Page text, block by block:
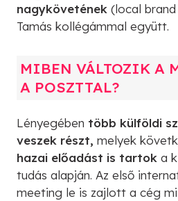
nagykövetének (local
Tamás kollégámmal együtt.
MIBEN VÁLTOZIK A
A POSZTTAL?
Lényegében több külföldi
veszek részt, melyek
hazai előadást is tartok a
tudás alapján. Az első
meeting le is zajlott a cég